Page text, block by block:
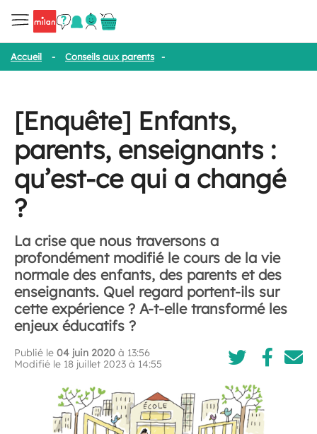
Accueil - Conseils aux parents -
[Enquête] Enfants,
parents, enseignants :
qu’est-ce qui a changé
?
La crise que nous traversons a
profondément modifié le cours de la vie
normale des enfants, des parents et des
enseignants. Quel regard portent-ils sur
cette expérience ? A-t-elle transformé les
enjeux éducatifs ?
Publié le 04 juin 2020 à 13:56
Modifié le 18 juillet 2023 à 14:55